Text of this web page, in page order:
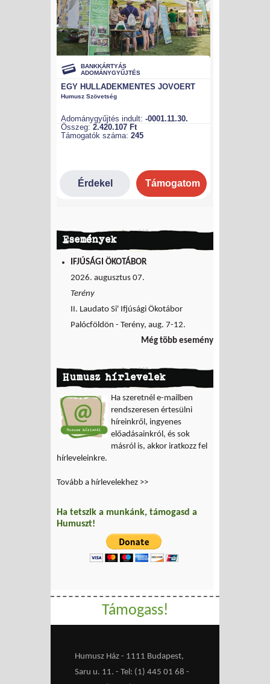
Események
IFJÚSÁGI ÖKOTÁBOR
2026. augusztus 07.
Terény
II. Laudato Si' Ifjúsági Ökotábor
Palócföldön - Terény, aug. 7-12.
Még több esemény
Humusz hírlevelek
Ha szeretnél e-mailben
rendszeresen értesülni
híreinkről, ingyenes
előadásainkról, és sok
másról is, akkor iratkozz fel
hírleveleinkre.
Tovább a hírlevelekhez >>
Ha tetszik a munkánk, támogasd a
Humuszt!
Támogass!
Humusz Ház - 1111 Budapest,
Saru u. 11. - Tel: (1) 445 01 68 -